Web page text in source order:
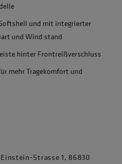
und mit integrierter
und Wind stand
hinter Frontreißverschluss
mehr Tragekomfort und
Strasse 1, 86830